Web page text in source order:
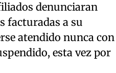
denunciaran
facturadas a su
atendido nunca con
esta vez por